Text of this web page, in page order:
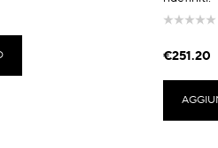
€251.20